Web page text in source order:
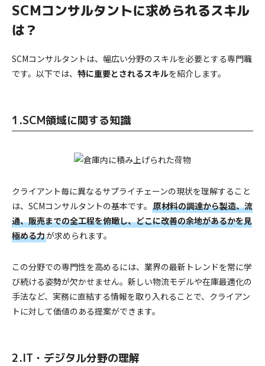
SCMコンサルタントに求められるスキル
は？
SCMコンサルタントは、幅広い分野のスキルを必要とする専門職
です。以下では、 特に重要とされるスキルを紹介します。
1.SCM領域に関する知識
クライアント毎に異なるサプライチェーンの現状を理解すること
は、SCMコンサルタントの基本です。 原材料の調達から製造、流
通、販売までの全工程を俯瞰し、どこに改善の余地があるかを見
極める力が求められます。
この分野での専門性を高めるには、業界の最新トレンドを常に学
び続ける姿勢が欠かせません。新しい物流モデルや在庫最適化の
手法など、実務に直結する情報を取り入れることで、クライアン
トに対して価値のある提案ができます。
2.IT・デジタル分野の理解